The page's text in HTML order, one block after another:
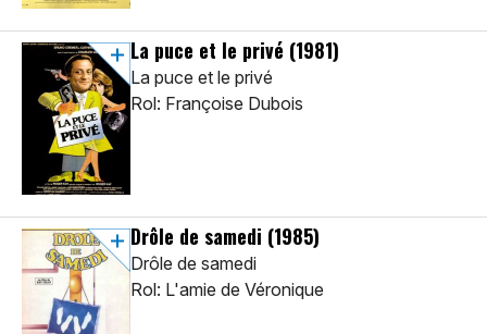
La puce et le privé (1981)
La puce et le privé
Rol: Françoise Dubois
Drôle de samedi (1985)
Drôle de samedi
Rol: L'amie de Véronique